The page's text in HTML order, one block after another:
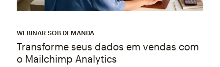
WEBINAR SOB DEMANDA
Transforme seus dados em vendas com
o Mailchimp Analytics